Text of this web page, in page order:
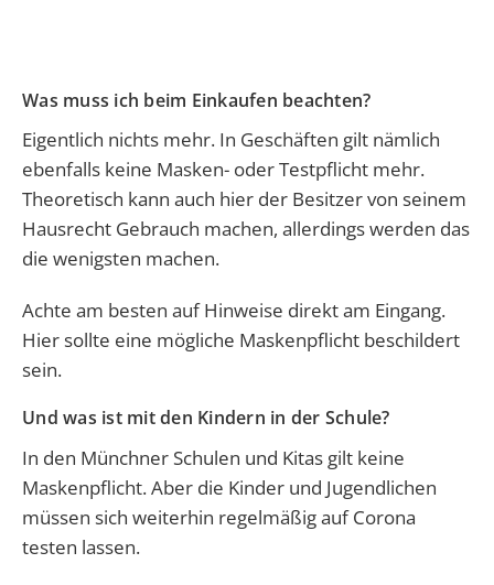
Was muss ich beim Einkaufen beachten?
Eigentlich nichts mehr. In Geschäften gilt nämlich
ebenfalls keine Masken- oder Testpflicht mehr.
Theoretisch kann auch hier der Besitzer von seinem
Hausrecht Gebrauch machen, allerdings werden das
die wenigsten machen.
Achte am besten auf Hinweise direkt am Eingang.
Hier sollte eine mögliche Maskenpflicht beschildert
sein.
Und was ist mit den Kindern in der Schule?
In den Münchner Schulen und Kitas gilt keine
Maskenpflicht. Aber die Kinder und Jugendlichen
müssen sich weiterhin regelmäßig auf Corona
testen lassen.